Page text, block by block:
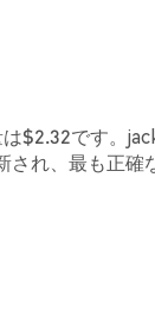
$2.32です。
され、最も正確